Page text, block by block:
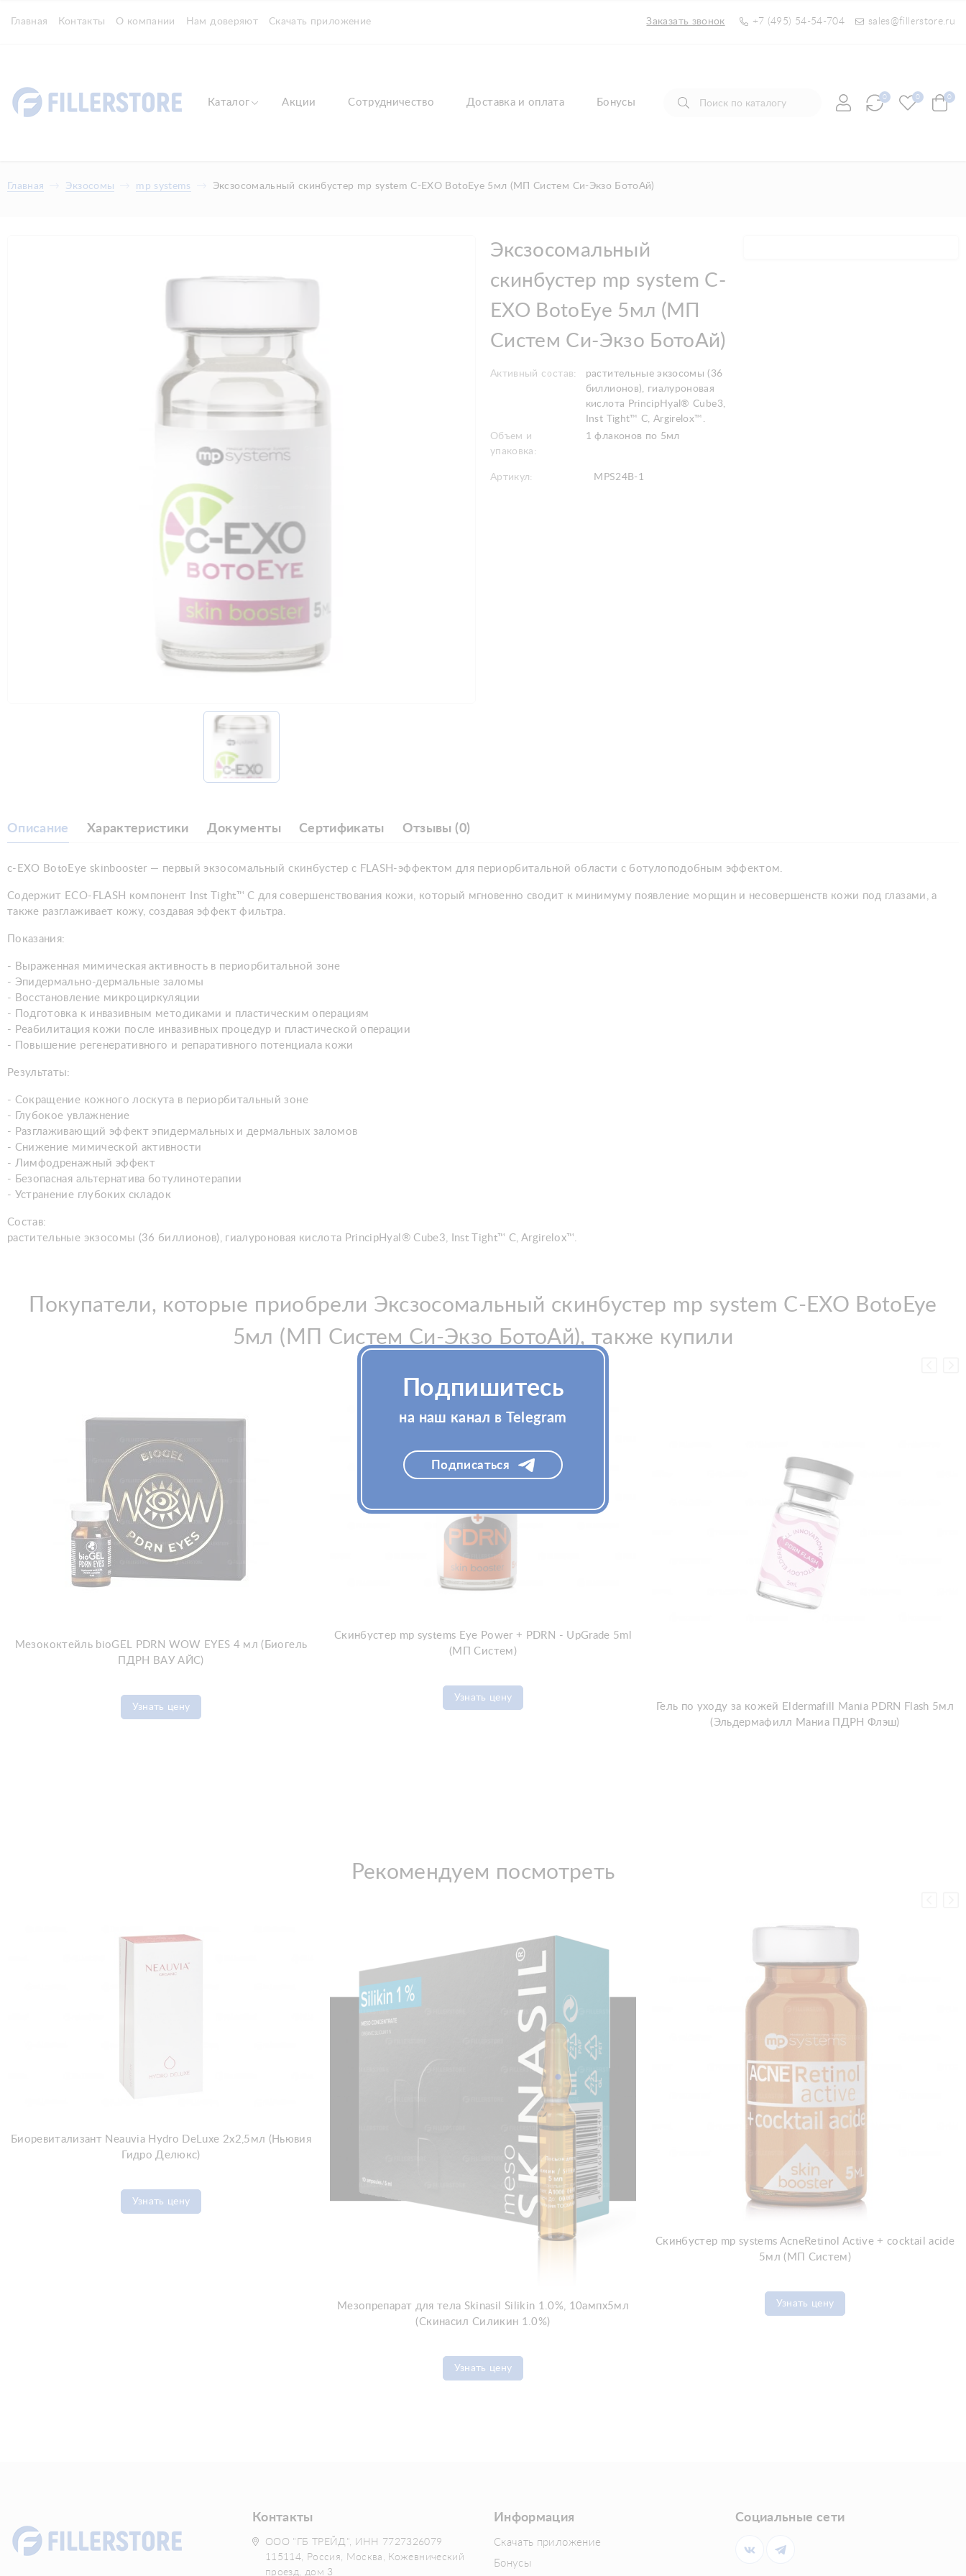
Главная Контакты О компании Нам доверяют Скачать приложение Заказать звонок +7 (495) 54-54-704 sales@fillerstore.ru
Каталог Акции Сотрудничество Доставка и оплата Бонусы 0 0 0
Главная Экзосомы mp systems Эксзосомальный скинбустер mp system C-EXO BotoEye 5мл (МП Систем Си-Экзо БотоАй)
Эксзосомальный
скинбустер mp system C-
EXO BotoEye 5мл (МП
Систем Си-Экзо БотоАй)
Активный состав:
растительные экзосомы (36
биллионов), гиалуроновая
кислота PrincipHyal® Cube3,
Inst Tight™ C, Argirelox™.
Объем и
упаковка:
1 флаконов по 5мл
Артикул: MPS24B-1
Описание Характеристики Документы Сертификаты Отзывы (0)
c-EXO BotoEye skinbooster — первый экзосомальный скинбустер с FLASH-эффектом для периорбитальной области с ботулоподобным эффектом.
Содержит ECO-FLASH компонент Inst Tight™ C для совершенствования кожи, который мгновенно сводит к минимуму появление морщин и несовершенств кожи под глазами, а
также разглаживает кожу, создавая эффект фильтра.
Показания:
- Выраженная мимическая активность в периорбитальной зоне
- Эпидермально-дермальные заломы
- Восстановление микроциркуляции
- Подготовка к инвазивным методиками и пластическим операциям
- Реабилитация кожи после инвазивных процедур и пластической операции
- Повышение регенеративного и репаративного потенциала кожи
Результаты:
- Сокращение кожного лоскута в периорбитальный зоне
- Глубокое увлажнение
- Разглаживающий эффект эпидермальных и дермальных заломов
- Снижение мимической активности
- Лимфодренажный эффект
- Безопасная альтернатива ботулинотерапии
- Устранение глубоких складок
Состав:
растительные экзосомы (36 биллионов), гиалуроновая кислота PrincipHyal® Cube3, Inst Tight™ C, Argirelox™.
Покупатели, которые приобрели Эксзосомальный скинбустер mp system C-EXO BotoEye
5мл (МП Систем Си-Экзо БотоАй), также купили
Мезококтейль bioGEL PDRN WOW EYES 4 мл (Биогель
ПДРН ВАУ АЙС)
Узнать цену
Скинбустер mp systems Eye Power + PDRN - UpGrade 5ml
(МП Систем)
Узнать цену
Гель по уходу за кожей Eldermafill Mania PDRN Flash 5мл
(Эльдермафилл Маниа ПДРН Флэш)
Рекомендуем посмотреть
Биоревитализант Neauvia Hydro DeLuxe 2x2,5мл (Ньювия
Гидро Делюкс)
Узнать цену
Мезопрепарат для тела Skinasil Silikin 1.0%, 10ампx5мл
(Скинасил Силикин 1.0%)
Узнать цену
Скинбустер mp systems AcneRetinol Active + cocktail acide
5мл (МП Систем)
Узнать цену
Контакты
ООО "ГБ ТРЕЙД", ИНН 7727326079
115114, Россия, Москва, Кожевнический
проезд, дом 3
Информация
Скачать приложение
Бонусы
Социальные сети
Подпишитесь
на наш канал в Telegram
Подписаться